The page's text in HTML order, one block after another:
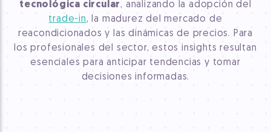
tecnológica circular, analizando la adopción del
trade-in, la madurez del mercado de
reacondicionados y las dinámicas de precios. Para
los profesionales del sector, estos insights resultan
esenciales para anticipar tendencias y tomar
decisiones informadas.